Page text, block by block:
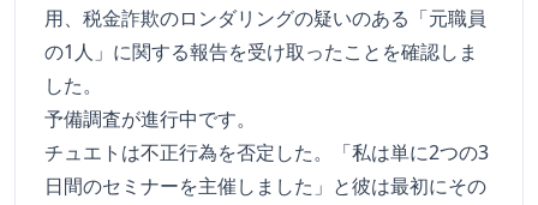
用、税金詐欺のロンダリングの疑いのある「元職員
の1人」に関する報告を受け取ったことを確認しま
した。
予備調査が進行中です。
チュエトは不正行為を否定した。「私は単に2つの3
日間のセミナーを主催しました」と彼は最初にその